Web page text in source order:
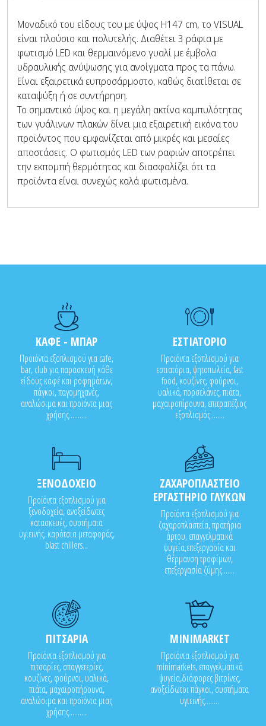
Μοναδικό του είδους του με ύψος H147 cm, το VISUAL
είναι πλούσιο και πολυτελής. Διαθέτει 3 ράφια με
φωτισμό LED και θερμαινόμενο γυαλί με έμβολα
υδραυλικής ανύψωσης για ανοίγματα προς τα πάνω.
Είναι εξαιρετικά ευπροσάρμοστο, καθώς διατίθεται σε
καταψύξη ή σε συντήρηση.
Το σημαντικό ύψος και η μεγάλη ακτίνα καμπυλότητας
των γυάλινων πλακών δίνει μια εξαιρετική εικόνα του
προϊόντος που εμφανίζεται από μικρές και μεσαίες
αποστάσεις. Ο φωτισμός LED των ραφιών αποτρέπει
την εκπομπή θερμότητας και διασφαλίζει ότι τα
προϊόντα είναι συνεχώς καλά φωτισμένα.
ΚΑΦΕ - ΜΠΑΡ
Προϊόντα εξοπλισμού για cafe,
bar, club για παρασκευή κάθε
είδους καφέ και ροφημάτων,
πάγκοι, παγομηχανές,
αναλώσιμα και προϊόντα μιας
χρήσης..........
ΕΣΤΙΑΤΟΡΙΟ
Προϊόντα εξοπλισμού για
εστιατόρια, ψητοπωλεία, fast
food, κουζίνες, φούρνοι,
υαλικά, πορσελάνες, πιάτα,
μαχαιροπίρουνα, επιτραπέζιος
εξοπλισμός........
ΞΕΝΟΔΟΧΕΙΟ
Προϊόντα εξοπλισμού για
ξενοδοχεία, ανοξείδωτες
κατασκευές, συστήματα
υγιεινής, καρότσια μεταφοράς,
blast chillers...
ΖΑΧΑΡΟΠΛΑΣΤΕΙΟ
ΕΡΓΑΣΤΗΡΙΟ ΓΛΥΚΩΝ
Προϊόντα εξοπλισμού για
ζαχαροπλαστεία, πρατήρια
άρτου, επαγγελματικά
ψυγεία,επεξεργασία και
θέρμανση τροφίμων,
επεξεργασία ζύμης.......
ΠΙΤΣΑΡΙΑ
Προϊόντα εξοπλισμού για
πιτσαρίες, σπαγγετερίες,
κουζίνες, φούρνοι, υαλικά,
πιάτα, μαχαιροπήρουνα,
αναλώσιμα και προϊόντα μιας
χρήσης..........
MINIMARKET
Προϊόντα εξοπλισμού για
minimarkets, επαγγελματικά
ψυγεία,διάφορες βιτρίνες,
ανοξείδωτοι πάγκοι, συστήματα
υγιεινής........